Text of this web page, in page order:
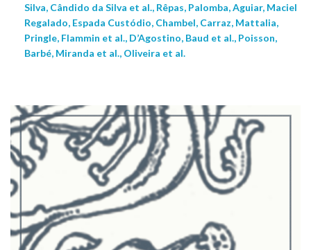
Silva, Cândido da Silva et al., Rêpas, Palomba, Aguiar, Maciel
Regalado, Espada Custódio, Chambel, Carraz, Mattalia,
Pringle, Flammin et al., D’Agostino, Baud et al., Poisson,
Barbé, Miranda et al., Oliveira et al.
NEW